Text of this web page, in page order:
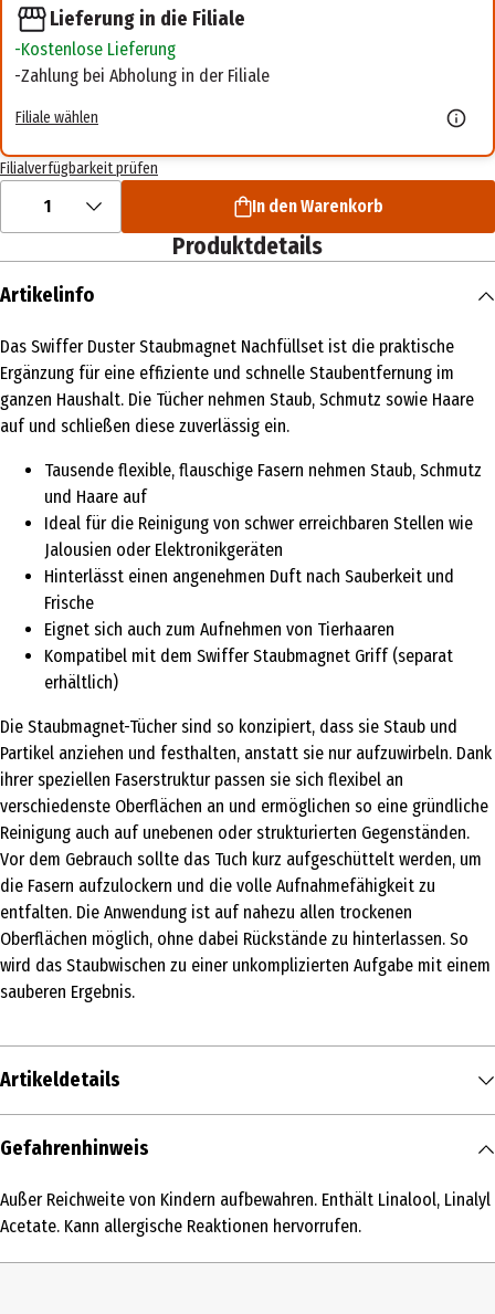
Lieferung in die Filiale
Kostenlose Lieferung
Zahlung bei Abholung in der Filiale
Filiale wählen
Filialverfügbarkeit prüfen
1 In den Warenkorb
Produktdetails
Artikelinfo
Das Swiffer Duster Staubmagnet Nachfüllset ist die praktische
Ergänzung für eine effiziente und schnelle Staubentfernung im
ganzen Haushalt. Die Tücher nehmen Staub, Schmutz sowie Haare
auf und schließen diese zuverlässig ein.
Tausende flexible, flauschige Fasern nehmen Staub, Schmutz
und Haare auf
Ideal für die Reinigung von schwer erreichbaren Stellen wie
Jalousien oder Elektronikgeräten
Hinterlässt einen angenehmen Duft nach Sauberkeit und
Frische
Eignet sich auch zum Aufnehmen von Tierhaaren
Kompatibel mit dem Swiffer Staubmagnet Griff (separat
erhältlich)
Die Staubmagnet-Tücher sind so konzipiert, dass sie Staub und
Partikel anziehen und festhalten, anstatt sie nur aufzuwirbeln. Dank
ihrer speziellen Faserstruktur passen sie sich flexibel an
verschiedenste Oberflächen an und ermöglichen so eine gründliche
Reinigung auch auf unebenen oder strukturierten Gegenständen.
Vor dem Gebrauch sollte das Tuch kurz aufgeschüttelt werden, um
die Fasern aufzulockern und die volle Aufnahmefähigkeit zu
entfalten. Die Anwendung ist auf nahezu allen trockenen
Oberflächen möglich, ohne dabei Rückstände zu hinterlassen. So
wird das Staubwischen zu einer unkomplizierten Aufgabe mit einem
sauberen Ergebnis.
Artikeldetails
Inhalt
Produkttyp
Gefahrenhinweis
Außer Reichweite von Kindern aufbewahren. Enthält Linalool, Linalyl
Acetate. Kann allergische Reaktionen hervorrufen.